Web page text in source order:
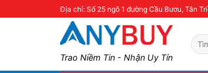
Địa chỉ: Số 25 ngõ 1 đường Cầu Bươu, Tân
Trao Niềm Tin - Nhận Uy Tín
Tìm
kiếm: